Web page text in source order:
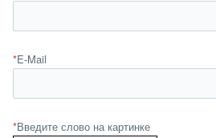
*E-Mail
*Введите слово на картинке